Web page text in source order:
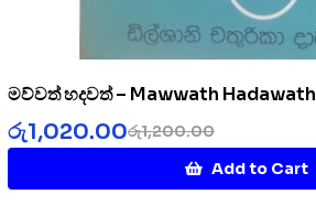
මව්වත් හදවත් – Mawwath Hadawath
රු1,200.00
රු1,020.00
Add to Cart